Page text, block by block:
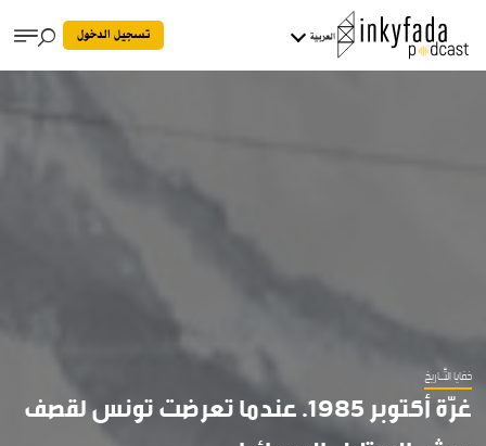
العربية تسجيل الدخول
خفايا التّــاريخ
غرّة أكتوبر 1985. عندما تعرضت تونس لقصف